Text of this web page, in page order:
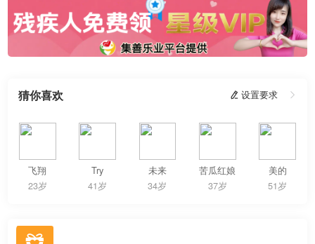
猜你喜欢  设置要求 
飞翔
23岁
Try
41岁
未来
34岁
苦瓜红娘
37岁
美的
51岁